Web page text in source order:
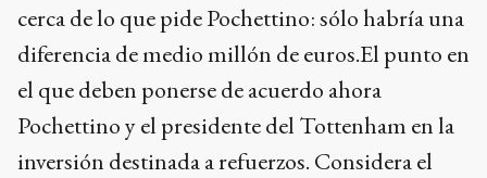
cerca de lo que pide Pochettino: sólo habría una
diferencia de medio millón de euros.El punto en
el que deben ponerse de acuerdo ahora
Pochettino y el presidente del Tottenham en la
inversión destinada a refuerzos. Considera el